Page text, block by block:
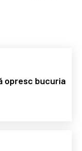
opresc bucuria